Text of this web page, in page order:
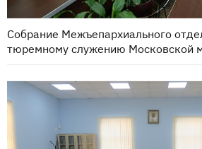
Собрание Межъепархиального
тюремному служению Московской